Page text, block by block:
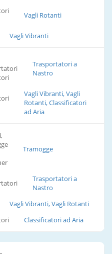
Vagli Rotanti
Vagli Vibranti
Trasportatori a
Nastro
Vagli Vibranti, Vagli
Rotanti, Classificatori
ad Aria
Tramogge
Trasportatori a
Nastro
Vagli Vibranti, Vagli Rotanti
Classificatori ad Aria